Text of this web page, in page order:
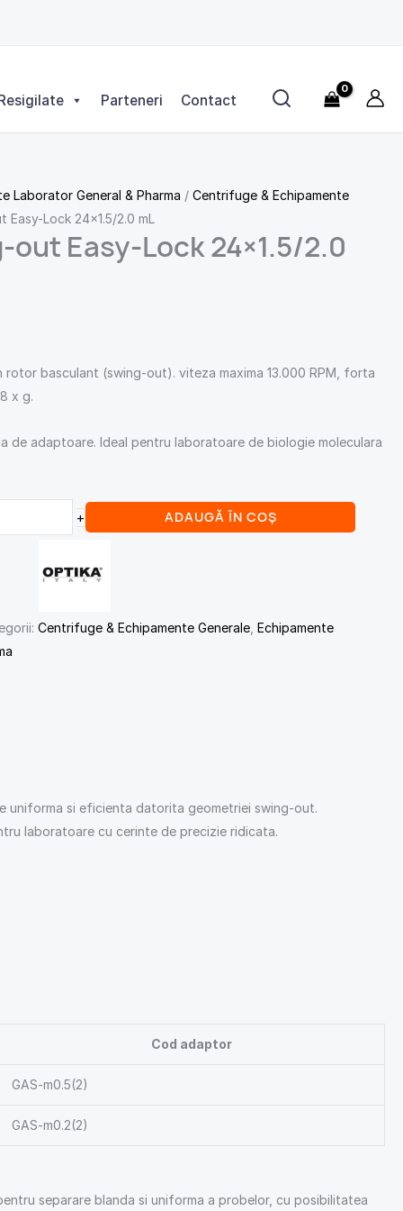
Parteneri Contact
Laborator General & Pharma /Centrifuge & Echipamente
Easy-Lock 24×1.5/2.0 mL
out Easy-Lock 24×1.5/2.0
rotor basculant (swing-out). viteza maxima 13.000 RPM, forta
x g.
de adaptoare. Ideal pentru laboratoare de biologie moleculara
+ ADAUGĂ ÎN COȘ
Centrifuge & Echipamente Generale, Echipamente
uniforma si eficienta datorita geometriei swing-out.
laboratoare cu cerinte de precizie ridicata.
Cod adaptor
GAS-m0.5(2)
GAS-m0.2(2)
separare blanda si uniforma a probelor, cu posibilitatea